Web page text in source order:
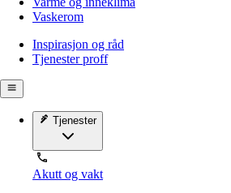
Vaskerom
Inspirasjon og råd
Tjenester proff
Tjenester
Akutt og vakt